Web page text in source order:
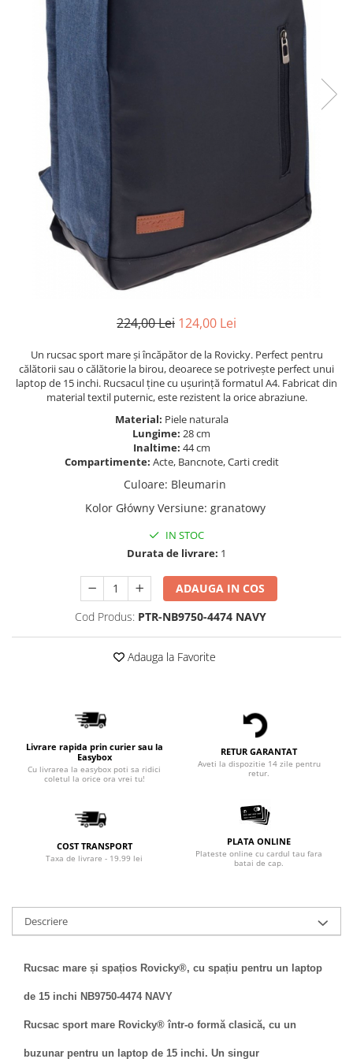
224,00 Lei 124,00 Lei
Un rucsac sport mare și încăpător de la Rovicky. Perfect pentru
călătorii sau o călătorie la birou, deoarece se potrivește perfect unui
laptop de 15 inchi. Rucsacul ține cu ușurință formatul A4. Fabricat din
material textil puternic, este rezistent la orice abraziune.
Material: Piele naturala
Lungime: 28 cm
Inaltime: 44 cm
Compartimente: Acte, Bancnote, Carti credit
Culoare: Bleumarin
Kolor Główny Versiune: granatowy
IN STOC
Durata de livrare: 1
ADAUGA IN COS
Cod Produs: PTR-NB9750-4474 NAVY
Adauga la Favorite
Livrare rapida prin curier sau la
Easybox
Cu livrarea la easybox poti sa ridici
coletul la orice ora vrei tu!
RETUR GARANTAT
Aveti la dispozitie 14 zile pentru
retur.
COST TRANSPORT
Taxa de livrare - 19.99 lei
PLATA ONLINE
Plateste online cu cardul tau fara
batai de cap.
Descriere
Rucsac mare și spațios Rovicky®, cu spațiu pentru un laptop
de 15 inchi NB9750-4474 NAVY
Rucsac sport mare Rovicky® într-o formă clasică, cu un
buzunar pentru un laptop de 15 inchi. Un singur